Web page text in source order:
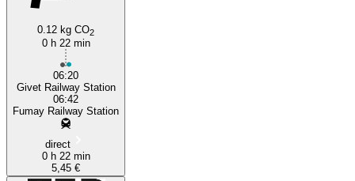
0.12 kg CO2
0 h 22 min
06:20
Givet Railway Station
06:42
Fumay Railway Station
direct
0 h 22 min
5,45 €